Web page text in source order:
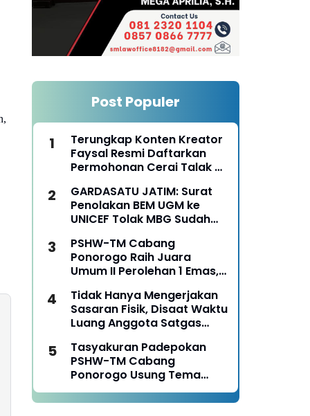
Post Populer
Terungkap Konten Kreator
Faysal Resmi Daftarkan
Permohonan Cerai Talak Di
Ponorogo
GARDASATU JATIM: Surat
Penolakan BEM UGM ke
UNICEF Tolak MBG Sudah
PSHW-TM Cabang
Ponorogo Raih Juara
Umum II Perolehan 1 Emas,
pada Kejurkab IPSI
Ponorogo Tahun 2026
Tidak Hanya Mengerjakan
Sasaran Fisik, Disaat Waktu
Luang Anggota Satgas
Tangan Bantu Warga
Panen Jagung
Tasyakuran Padepokan
PSHW-TM Cabang
Ponorogo Usung Tema
Bersatu dalam
Persaudaraan, Berkarya